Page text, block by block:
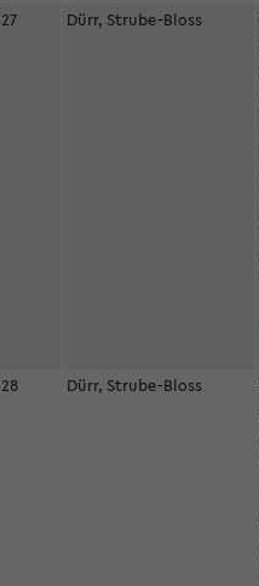
Dürr, Strube-Bloss
Dürr, Strube-Bloss